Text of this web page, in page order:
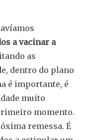
a vacinar a
as
dentro do plano
é importante, é
muito
momento.
remessa. É